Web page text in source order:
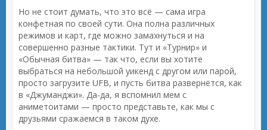
Но не стоит думать, что это всё — сама игра
конфетная по своей сути. Она полна различных
режимов и карт, где можно замахнуться и на
совершенно разные тактики. Тут и «Турнир» и
«Обычная битва» — так что, если вы хотите
выбраться на небольшой уикенд с другом или парой,
просто загрузите UFB, и пусть битва развернётся, как
в «Джуманджи». Да-да, я вспомнил мем с
аниметоитами — просто представьте, как мы с
друзьями сражаемся в таком духе.